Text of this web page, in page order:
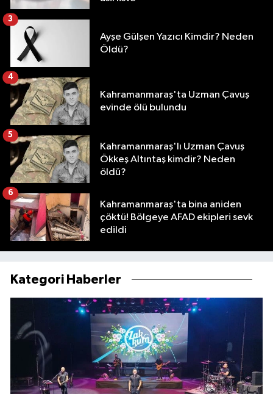
Ayşe Gülşen Yazıcı Kimdir? Neden
Öldü?
3
Kahramanmaraş'ta Uzman Çavuş
evinde ölü bulundu
4
Kahramanmaraş'lı Uzman Çavuş
Ökkeş Altıntaş kimdir? Neden
öldü?
5
Kahramanmaraş'ta bina aniden
çöktü! Bölgeye AFAD ekipleri sevk
edildi
6
Kategori Haberler